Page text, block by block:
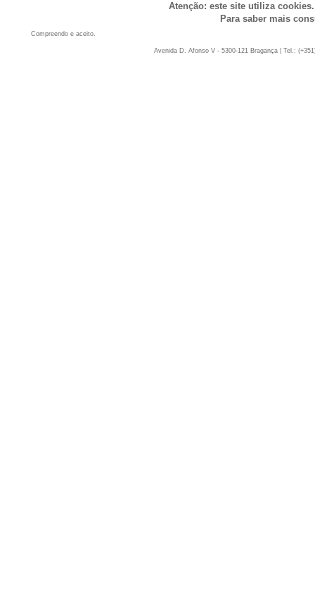
Atenção: este site utiliza
Para saber mais
Compreendo e aceito.
Avenida D. Afonso V - 5300-121 Bragança | Tel.: